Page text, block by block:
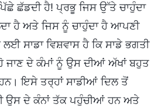
ਛੱਡਦੀ ਹੈ! ਪ੍ਰਭੂ ਜਿਸ ਉੱਤੇ ਚਾਹੁੰਦਾ
ਹੈ ਅਤੇ ਜਿਸ ਨੂੰ ਚਾਹੁੰਦਾ ਹੈ ਆਪਣੀ
ਸਾਡਾ ਵਿਸ਼ਵਾਸ ਹੈ ਕਿ ਸਾਡੇ ਭਗਤੀ
ਦੇ ਕੰਮਾਂ ਨੂੰ ਉਸ ਦੀਆਂ ਅੱਖਾਂ ਬਹੁਤ
ਇਸੇ ਤਰ੍ਹਾਂ ਸਾਡੀਆਂ ਦਿਲ ਤੋਂ
ਉਸ ਦੇ ਕੰਨਾਂ ਤੱਕ ਪਹੁੰਚੀਆਂ ਹਨ ਅਤੇ